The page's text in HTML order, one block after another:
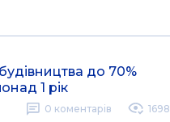
до 70%
1 рік
0 коментарів 1698